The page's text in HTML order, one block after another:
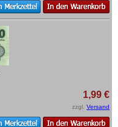
1,99 €
zzgl. Versand